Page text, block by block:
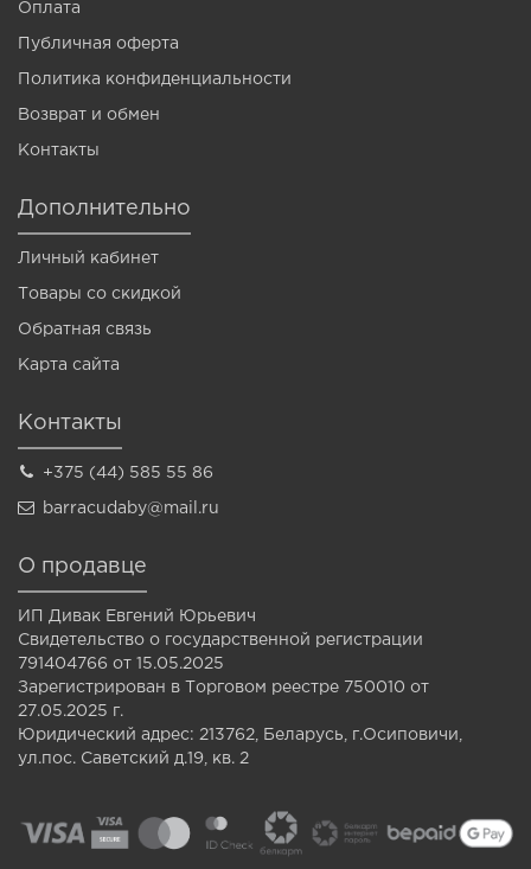
Оплата
Публичная оферта
Политика конфиденциальности
Возврат и обмен
Контакты
Дополнительно
Личный кабинет
Товары со скидкой
Обратная связь
Карта сайта
Контакты
+375 (44) 585 55 86
barracudaby@mail.ru
О продавце
ИП Дивак Евгений Юрьевич
Свидетельство о государственной регистрации
791404766 от 15.05.2025
Зарегистрирован в Торговом реестре 750010 от
27.05.2025 г.
Юридический адрес: 213762, Беларусь, г.Осиповичи,
ул.пос. Саветский д.19, кв. 2